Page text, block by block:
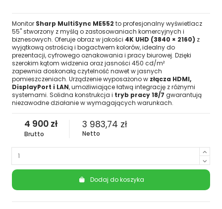
Monitor Sharp MultiSync ME552 to profesjonalny wyświetlacz
55" stworzony z myślą o zastosowaniach komercyjnych i
biznesowych. Oferuje obraz w jakości 4K UHD (3840 × 2160) z
wyjątkową ostrością i bogactwem kolorów, idealny do
prezentacji, cyfrowego oznakowania i pracy biurowej. Dzięki
szerokim kątom widzenia oraz jasności 450 cd/m²
zapewnia doskonałą czytelność nawet w jasnych
pomieszczeniach. Urządzenie wyposażono w złącza HDMI,
DisplayPort i LAN, umożliwiające łatwą integrację z różnymi
systemami. Solidna konstrukcja i tryb pracy 18/7 gwarantują
niezawodne działanie w wymagających warunkach.
4 900 zł
Brutto
3 983,74 zł
Netto
Dodaj do koszyka